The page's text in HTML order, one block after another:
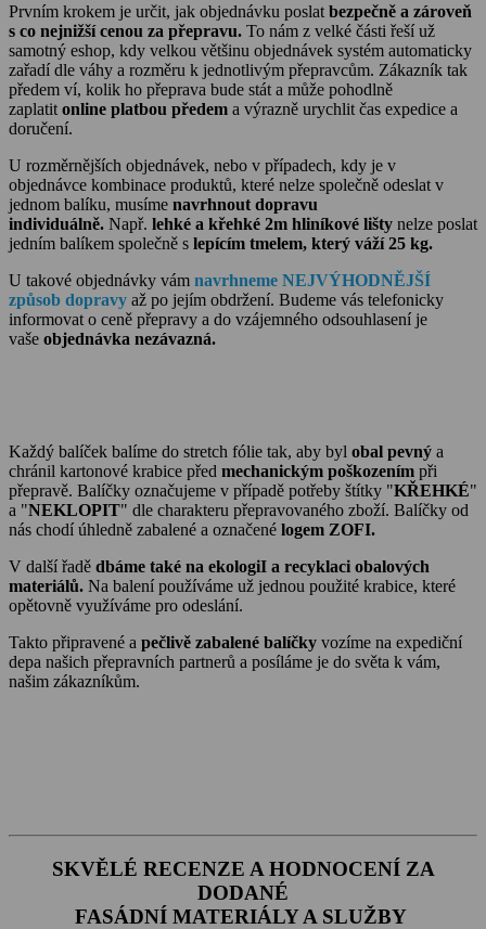
Prvním krokem je určit, jak objednávku poslat bezpečně a zároveň
s co nejnižší cenou za přepravu. To nám z velké části řeší už
samotný eshop, kdy velkou většinu objednávek systém automaticky
zařadí dle váhy a rozměru k jednotlivým přepravcům. Zákazník tak
předem ví, kolik ho přeprava bude stát a může pohodlně
zaplatit online platbou předem a výrazně urychlit čas expedice a
doručení.
U rozměrnějších objednávek, nebo v případech, kdy je v
objednávce kombinace produktů, které nelze společně odeslat v
jednom balíku, musíme navrhnout dopravu
individuálně. Např. lehké a křehké 2m hliníkové lišty nelze poslat
jedním balíkem společně s lepícím tmelem, který váží 25 kg.
U takové objednávky vám navrhneme NEJVÝHODNĚJŠÍ
způsob dopravy až po jejím obdržení. Budeme vás telefonicky
informovat o ceně přepravy a do vzájemného odsouhlasení je
vaše objednávka nezávazná.
Každý balíček balíme do stretch fólie tak, aby byl obal pevný a
chránil kartonové krabice před mechanickým poškozením při
přepravě. Balíčky označujeme v případě potřeby štítky "KŘEHKÉ"
a "NEKLOPIT" dle charakteru přepravovaného zboží. Balíčky od
nás chodí úhledně zabalené a označené logem ZOFI.
V další řadě dbáme také na ekologiI a recyklaci obalových
materiálů. Na balení používáme už jednou použité krabice, které
opětovně využíváme pro odeslání.
Takto připravené a pečlivě zabalené balíčky vozíme na expediční
depa našich přepravních partnerů a posíláme je do světa k vám,
našim zákazníkům.
SKVĚLÉ RECENZE A HODNOCENÍ ZA
DODANÉ
FASÁDNÍ MATERIÁLY A SLUŽBY